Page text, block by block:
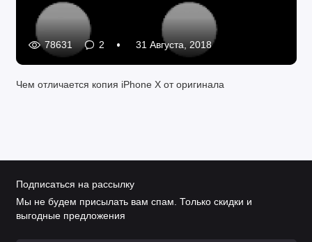
78631 2 31 Августа, 2018
Чем отличается копия iPhone X от оригинала
Подписаться на рассылку
Мы не будем присылать вам спам. Только скидки и
выгодные предложения